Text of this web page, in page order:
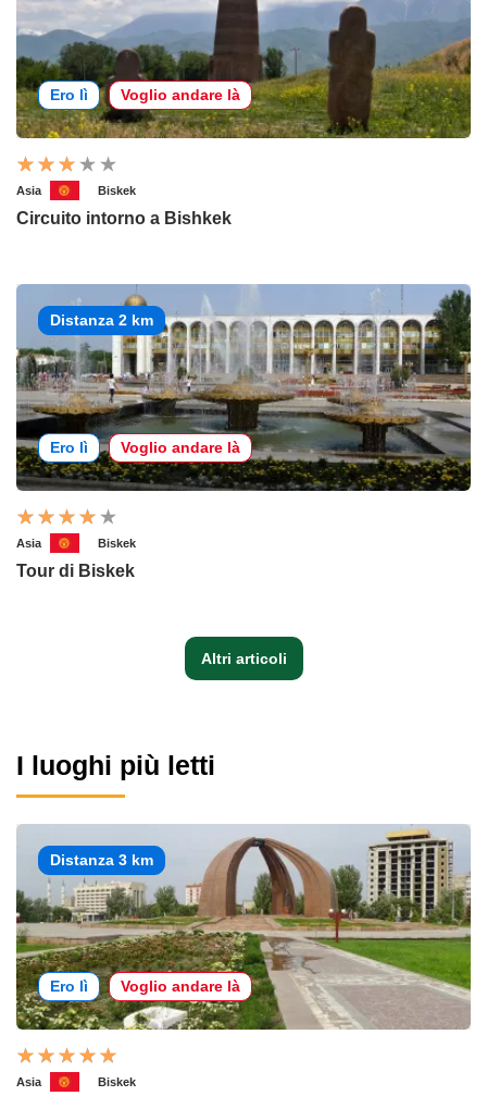
Ero lì Voglio andare là
Asia Biskek
Circuito intorno a Bishkek
Distanza 2 km
Ero lì Voglio andare là
Asia Biskek
Tour di Biskek
Altri articoli
I luoghi più letti
Distanza 3 km
Ero lì Voglio andare là
Asia Biskek